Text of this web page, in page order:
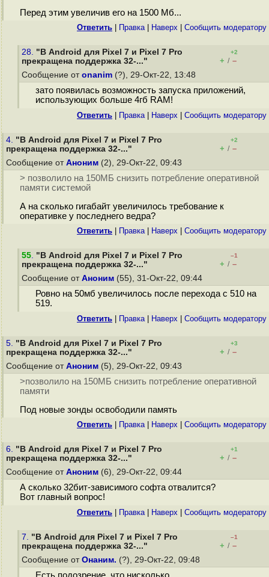
Перед этим увеличив его на 1500 Мб...
Ответить Правка| Наверх Cообщить модератору
28. "В Android для Pixel 7 и Pixel 7 Pro
прекращена поддержка 32-..."
+2
+ / –
Сообщение от onanim (?), 29-Окт-22, 13:48
зато появилась возможность запуска приложений,
использующих больше 4гб RAM!
Ответить Правка| Наверх Cообщить модератору
4. "В Android для Pixel 7 и Pixel 7 Pro
прекращена поддержка 32-..."
+2
+ / –
Сообщение от Аноним (2), 29-Окт-22, 09:43
> позволило на 150МБ снизить потребление оперативной
памяти системой
А на сколько гигабайт увеличилось требование к
оперативке у последнего ведра?
Ответить Правка| Наверх Cообщить модератору
55. "В Android для Pixel 7 и Pixel 7 Pro
прекращена поддержка 32-..."
–1
+ / –
Сообщение от Аноним (55), 31-Окт-22, 09:44
Ровно на 50мб увеличилось после перехода с 510 на
519.
Ответить Правка| Наверх Cообщить модератору
5. "В Android для Pixel 7 и Pixel 7 Pro
прекращена поддержка 32-..."
+3
+ / –
Сообщение от Аноним (5), 29-Окт-22, 09:43
>позволило на 150МБ снизить потребление оперативной
памяти
Под новые зонды освободили память
Ответить Правка| Наверх Cообщить модератору
6. "В Android для Pixel 7 и Pixel 7 Pro
прекращена поддержка 32-..."
+1
+ / –
Сообщение от Аноним (6), 29-Окт-22, 09:44
А сколько 32бит-зависимого софта отвалится?
Вот главный вопрос!
Ответить Правка| Наверх Cообщить модератору
7. "В Android для Pixel 7 и Pixel 7 Pro
прекращена поддержка 32-..."
–1
+ / –
Сообщение от Онаним. (?), 29-Окт-22, 09:48